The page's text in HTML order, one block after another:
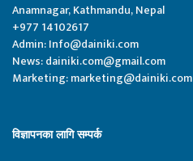
Anamnagar, Kathmandu, Nepal
+977 14102617
Admin:Info@dainiki.com
News:dainiki.com@gmail.com
Marketing:marketing@dainiki.com
विज्ञापनका लागि सम्पर्क